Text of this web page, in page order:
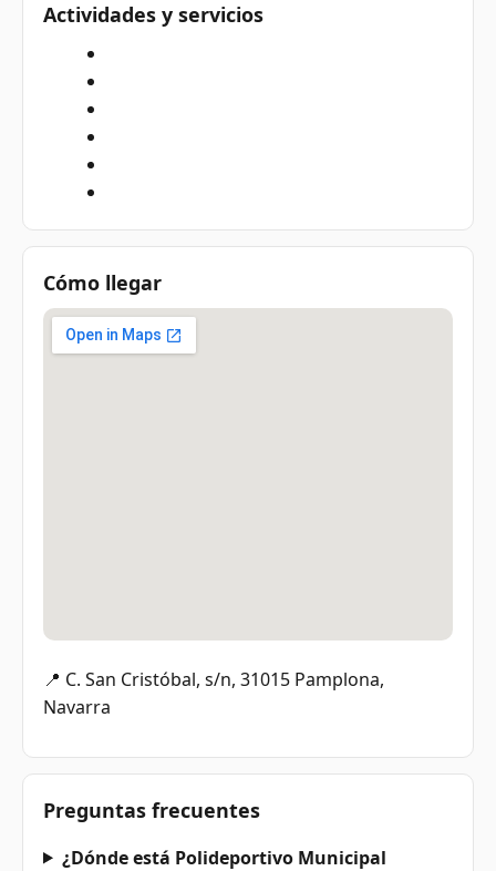
Actividades y servicios
Cómo llegar
📍 C. San Cristóbal, s/n, 31015 Pamplona,
Navarra
Preguntas frecuentes
¿Dónde está Polideportivo Municipal